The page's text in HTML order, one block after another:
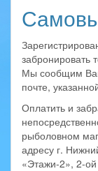
забронировать
Мы сообщим
почте,
Оплатить и
рыболовном
адресу г.
«Этажи-2», 2-ой